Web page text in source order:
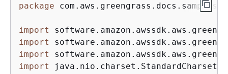
package
import
import
import
import
java.nio.charset.StandardCharsets;